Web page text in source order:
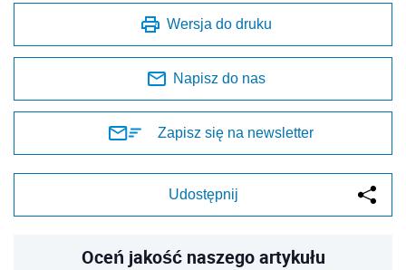
Wersja do druku
Napisz do nas
Zapisz się na newsletter
Udostępnij
Oceń jakość naszego artykułu